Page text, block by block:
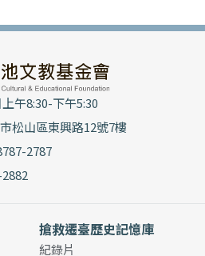
午8:30-下午5:30
松山區東興路12號7樓
2787
搶救遷臺歷史記憶庫
紀錄片